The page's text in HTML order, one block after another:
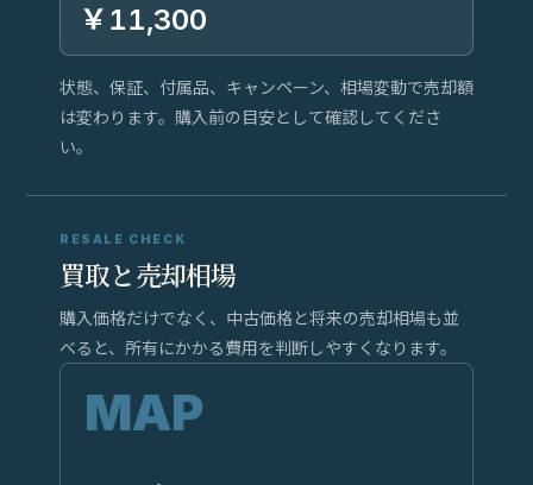
￥11,300
状態、保証、付属品、キャンペーン、相場変動で売却額
は変わります。購入前の目安として確認してくださ
い。
RESALE CHECK
買取と売却相場
購入価格だけでなく、中古価格と将来の売却相場も並
べると、所有にかかる費用を判断しやすくなります。